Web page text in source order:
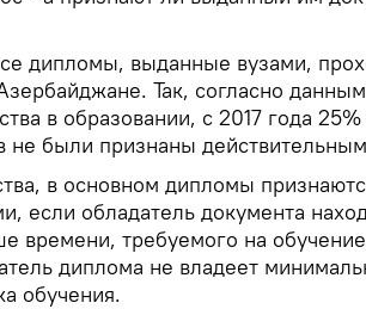
дипломы, выданные вузами,
Так, согласно
в образовании, с 2017 года
не были признаны
в основном дипломы
если обладатель документа
времени, требуемого на
диплома не владеет
обучения.